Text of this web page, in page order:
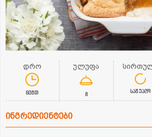
დრო
60წთ
ულუფა
8 საშუალო
ინგრედიენტები